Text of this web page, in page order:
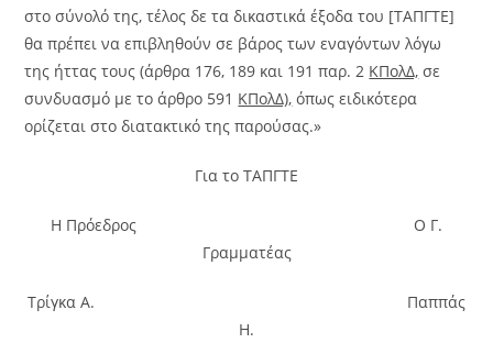
στο σύνολό της, τέλος δε τα δικαστικά έξοδα του [ΤΑΠΓΤΕ]
θα πρέπει να επιβληθούν σε βάρος των εναγόντων λόγω
της ήττας τους (άρθρα 176, 189 και 191 παρ. 2 ΚΠολΔ, σε
συνδυασμό με το άρθρο 591 ΚΠολΔ), όπως ειδικότερα
ορίζεται στο διατακτικό της παρούσας.»
Για το ΤΑΠΓΤΕ
Η Πρόεδρος Ο Γ.
Γραμματέας
Τρίγκα Α. Παππάς
Η.